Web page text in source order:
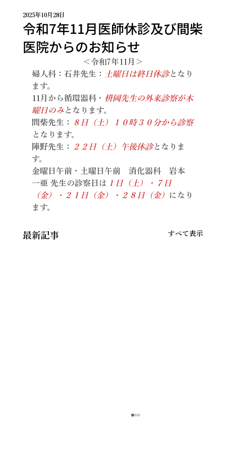
令和7年11月医師休診及び間柴
医院からのお知らせ
2025年10月28日
＜令和7年11月＞
婦人科：石井先生：
土曜日は終日休診となり
ます。
11月から循環器科・ 枡岡先生の外来診察が木
曜日のみとなります。
間柴先生：
８日（土）１０時３０分から診察
となります。
陣野先生：
２２日（土）午後休診となりま
す。
金曜日午前・土曜日午前　消化器科　岩本
一亜 先生の診察日は
１日（土）・７日
（金）・２１日（金）・２８日（金）
になり
ます。
最新記事 すべて表示